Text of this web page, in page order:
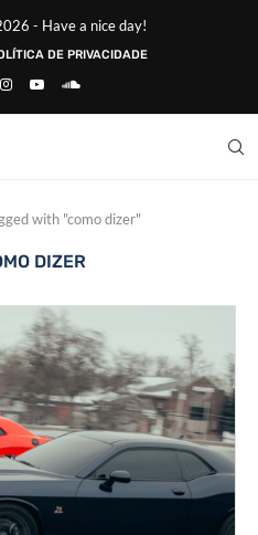
- Have a nice day!
DE PRIVACIDADE
with "como dizer"
DIZER